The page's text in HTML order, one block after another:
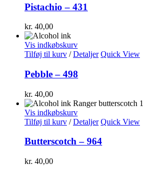
Pistachio – 431
kr. 40,00
Vis indkøbskurv
Tilføj til kurv / Detaljer Quick View
Pebble – 498
kr. 40,00
Vis indkøbskurv
Tilføj til kurv / Detaljer Quick View
Butterscotch – 964
kr. 40,00